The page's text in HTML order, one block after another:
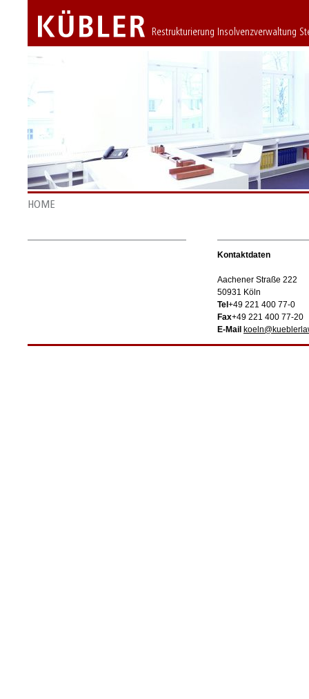
Restrukturierung Insolvenzverwaltung
HOME
Kontaktdaten
Aachener Straße 222
50931 Köln
Tel +49 221 400 77-0
Fax+49 221 400 77-20
E-Mail